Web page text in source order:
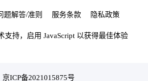
题解答/准则 服务条款 隐私政策
支持，启用 JavaScript 以获得最佳体验
京ICP备2021015875号